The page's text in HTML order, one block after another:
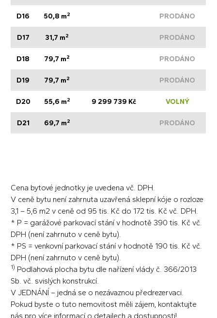
D16 50,8 m2 PRODÁNO
D17 31,7 m2 PRODÁNO
D18 79,7 m2 PRODÁNO
D19 79,7 m2 PRODÁNO
D20 55,6 m2 9 299 739 Kč VOLNÝ
D21 69,7 m2 PRODÁNO
Cena bytové jednotky je uvedena vč. DPH.
V ceně bytu není zahrnuta uzavřená sklepní kóje o rozloze
3,1 – 5,6 m2 v ceně od 95 tis. Kč do 172 tis. Kč vč. DPH.
* P = garážové parkovací stání v hodnotě 390 tis. Kč vč.
DPH (není zahrnuto v ceně bytu).
* PS = venkovní parkovací stání v hodnotě 190 tis. Kč vč.
DPH (není zahrnuto v ceně bytu).
1) Podlahová plocha bytu dle nařízení vlády č. 366/2013
Sb. vč. svislých konstrukcí.
V JEDNÁNÍ – jedná se o nezávaznou předrezervaci.
Pokud byste o tuto nemovitost měli zájem, kontaktujte
nás pro více informací o detailech a dostupnosti!